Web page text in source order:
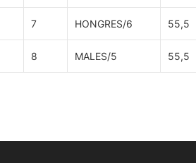
7 HONGRES/6 55,5
8 MALES/5 55,5